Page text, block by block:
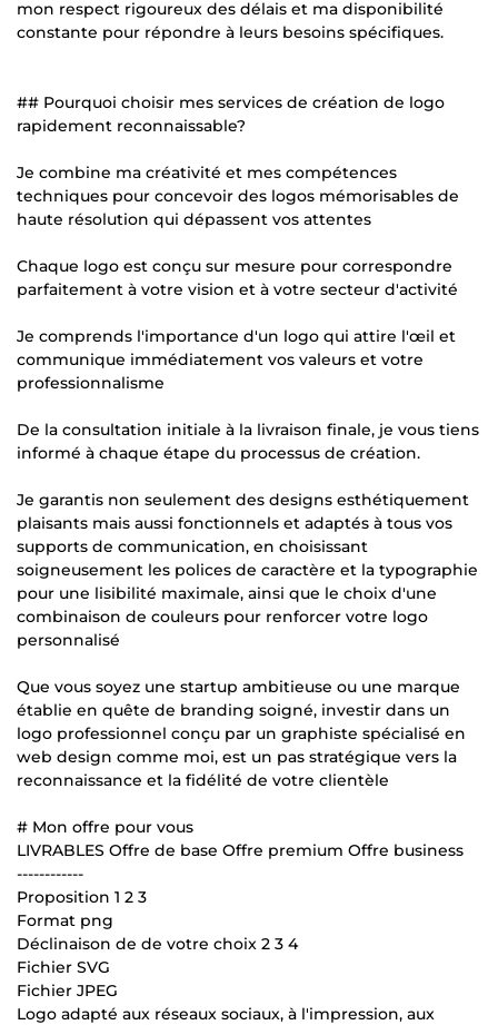
mon respect rigoureux des délais et ma disponibilité
constante pour répondre à leurs besoins spécifiques.
## Pourquoi choisir mes services de création de logo
rapidement reconnaissable?
Je combine ma créativité et mes compétences
techniques pour concevoir des logos mémorisables de
haute résolution qui dépassent vos attentes
Chaque logo est conçu sur mesure pour correspondre
parfaitement à votre vision et à votre secteur d'activité
Je comprends l'importance d'un logo qui attire l'œil et
communique immédiatement vos valeurs et votre
professionnalisme
De la consultation initiale à la livraison finale, je vous tiens
informé à chaque étape du processus de création.
Je garantis non seulement des designs esthétiquement
plaisants mais aussi fonctionnels et adaptés à tous vos
supports de communication, en choisissant
soigneusement les polices de caractère et la typographie
pour une lisibilité maximale, ainsi que le choix d'une
combinaison de couleurs pour renforcer votre logo
personnalisé
Que vous soyez une startup ambitieuse ou une marque
établie en quête de branding soigné, investir dans un
logo professionnel conçu par un graphiste spécialisé en
web design comme moi, est un pas stratégique vers la
reconnaissance et la fidélité de votre clientèle
# Mon offre pour vous
LIVRABLES Offre de base Offre premium Offre business
------------
Proposition 1 2 3
Format png
Déclinaison de de votre choix 2 3 4
Fichier SVG
Fichier JPEG
Logo adapté aux réseaux sociaux, à l'impression, aux